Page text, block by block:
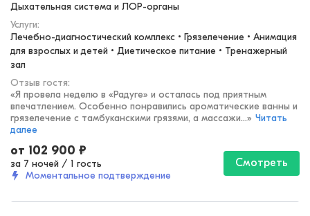
Дыхательная система и ЛОР-органы
Услуги:
Лечебно-диагностический комплекс • Грязелечение • Анимация
для взрослых и детей • Диетическое питание • Тренажерный
зал
Отзыв гостя:
«Я провела неделю в «Радуге» и осталась под приятным
впечатлением. Особенно понравились ароматические ванны и
грязелечение с тамбуканскими грязями, а массажи...» Читать
далее
от 102 900 ₽
за 7 ночей / 1 гость
Моментальное подтверждение
Смотреть